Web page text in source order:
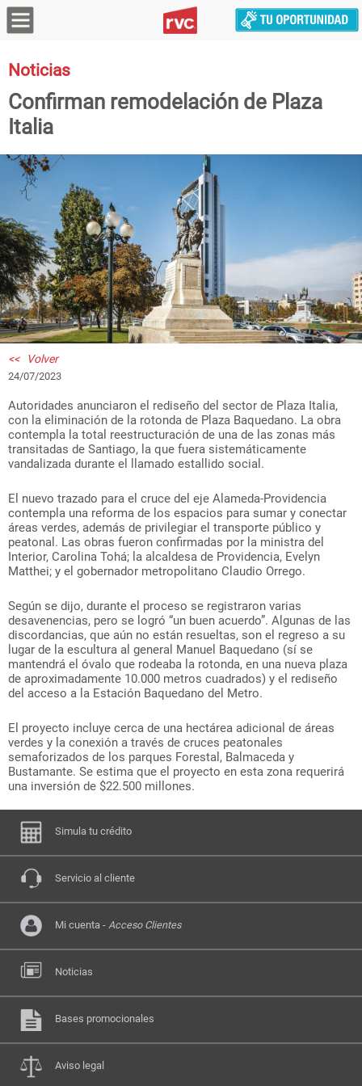
Noticias
Confirman remodelación de Plaza
Italia
<< Volver
24/07/2023
Autoridades anunciaron el rediseño del sector de Plaza Italia,
con la eliminación de la rotonda de Plaza Baquedano. La obra
contempla la total reestructuración de una de las zonas más
transitadas de Santiago, la que fuera sistemáticamente
vandalizada durante el llamado estallido social.
El nuevo trazado para el cruce del eje Alameda-Providencia
contempla una reforma de los espacios para sumar y conectar
áreas verdes, además de privilegiar el transporte público y
peatonal. Las obras fueron confirmadas por la ministra del
Interior, Carolina Tohá; la alcaldesa de Providencia, Evelyn
Matthei; y el gobernador metropolitano Claudio Orrego.
Según se dijo, durante el proceso se registraron varias
desavenencias, pero se logró “un buen acuerdo”. Algunas de las
discordancias, que aún no están resueltas, son el regreso a su
lugar de la escultura al general Manuel Baquedano (sí se
mantendrá el óvalo que rodeaba la rotonda, en una nueva plaza
de aproximadamente 10.000 metros cuadrados) y el rediseño
del acceso a la Estación Baquedano del Metro.
El proyecto incluye cerca de una hectárea adicional de áreas
verdes y la conexión a través de cruces peatonales
semaforizados de los parques Forestal, Balmaceda y
Bustamante. Se estima que el proyecto en esta zona requerirá
una inversión de $22.500 millones.
Simula tu crédito
Servicio al cliente
Mi cuenta - Acceso Clientes
Noticias
Bases promocionales
Aviso legal